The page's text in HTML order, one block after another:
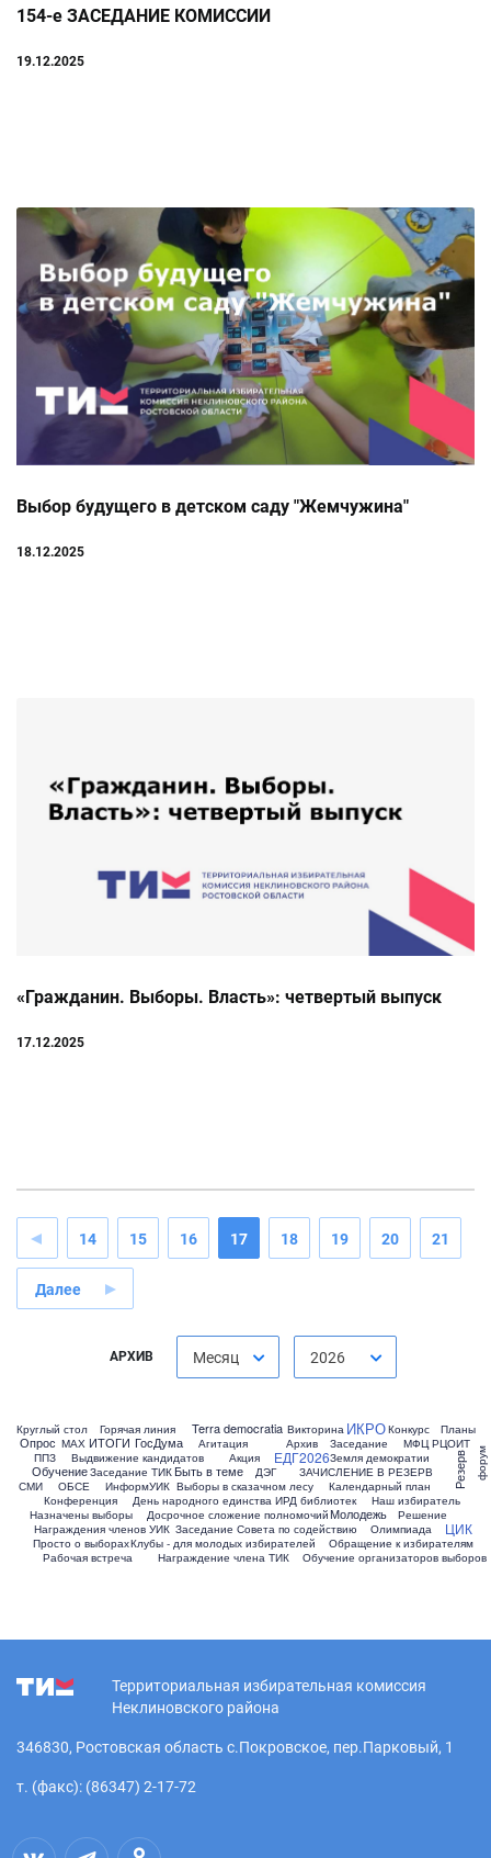
154-е ЗАСЕДАНИЕ КОМИССИИ
19.12.2025
Выбор будущего в детском саду "Жемчужина"
18.12.2025
«Гражданин. Выборы. Власть»: четвертый выпуск
17.12.2025
14 15 16 17 18 19 20 21
Далее
АРХИВ Месяц 2026
Terra democratia
Агитация
Акция
Архив
Быть в теме
Викторина
Выборы в сказачном лесу
Выдвижение кандидатов
Горячая линия
ГосДума
ДЭГ
День народного единства
Досрочное сложение полномочий
ЕДГ2026
ЗАЧИСЛЕНИЕ В РЕЗЕРВ
Заседание
Заседание Совета по содействию
Заседание ТИК
Земля демократии
ИКРО
ИРД библиотек
ИТОГИ
ИнформУИК Календарный план
Клубы - для молодых избирателей
Конкурс
Конференция
Круглый стол
МАХ
МФЦ
Молодежь
Награждение члена ТИК
Награждения членов УИК
Назначены выборы
Наш избиратель
ОБСЕ
Обращение к избирателям
Обучение
Обучение организаторов выборов
Олимпиада
Опрос
ППЗ
Планы
Просто о выборах
РЦОИТ
Рабочая встреча
Резерв
Решение
СМИ
ЦИК
форум
Территориальная избирательная комиссия
Неклиновского района
346830, Ростовская область с.Покровское, пер.Парковый, 1
т. (факс): (86347) 2-17-72